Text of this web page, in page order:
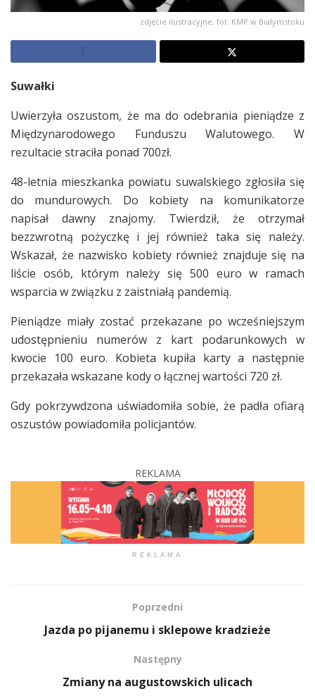
zdjęcie ilustracyjne, fot. KMP w Białymstoku
Suwałki
Uwierzyła oszustom, że ma do odebrania pieniądze z
Międzynarodowego Funduszu Walutowego. W
rezultacie straciła ponad 700zł.
48-letnia mieszkanka powiatu suwalskiego zgłosiła się
do mundurowych. Do kobiety na komunikatorze
napisał dawny znajomy. Twierdził, że otrzymał
bezzwrotną pożyczkę i jej również taka się należy.
Wskazał, że nazwisko kobiety również znajduje się na
liście osób, którym należy się 500 euro w ramach
wsparcia w związku z zaistniałą pandemią.
Pieniądze miały zostać przekazane po wcześniejszym
udostępnieniu numerów z kart podarunkowych w
kwocie 100 euro. Kobieta kupiła karty a następnie
przekazała wskazane kody o łącznej wartości 720 zł.
Gdy pokrzywdzona uświadomiła sobie, że padła ofiarą
oszustów powiadomiła policjantów.
REKLAMA
REKLAMA
Poprzedni
Jazda po pijanemu i sklepowe kradzieże
Następny
Zmiany na augustowskich ulicach